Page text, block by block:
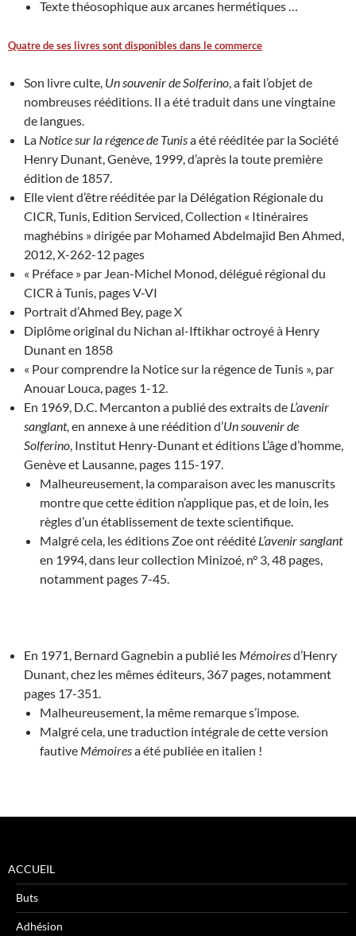
Texte théosophique aux arcanes hermétiques …
Quatre de ses livres sont disponibles dans le commerce
Son livre culte, Un souvenir de Solferino, a fait l’objet de
nombreuses rééditions. Il a été traduit dans une vingtaine
de langues.
La Notice sur la régence de Tunisa été rééditée par la Société
Henry Dunant, Genève, 1999, d’après la toute première
édition de 1857.
Elle vient d’être rééditée par la Délégation Régionale du
CICR, Tunis, Edition Serviced, Collection « Itinéraires
maghébins » dirigée par Mohamed Abdelmajid Ben Ahmed,
2012, X-262-12 pages
« Préface » par Jean-Michel Monod, délégué régional du
CICR à Tunis, pages V-VI
Portrait d’Ahmed Bey, page X
Diplôme original du Nichan al-Iftikhar octroyé à Henry
Dunant en 1858
« Pour comprendre la Notice sur la régence de Tunis », par
Anouar Louca, pages 1-12.
En 1969, D.C. Mercanton a publié des extraits de L’avenir
sanglant, en annexe à une réédition d’Un souvenir de
Solferino, Institut Henry-Dunant et éditions L’âge d’homme,
Genève et Lausanne, pages 115-197.
Malheureusement, la comparaison avec les manuscrits
montre que cette édition n’applique pas, et de loin, les
règles d’un établissement de texte scientifique.
Malgré cela, les éditions Zoe ont réédité L’avenir sanglant
en 1994, dans leur collection Minizoé, n° 3, 48 pages,
notamment pages 7-45.
En 1971, Bernard Gagnebin a publié les Mémoiresd’Henry
Dunant, chez les mêmes éditeurs, 367 pages, notamment
pages 17-351.
Malheureusement, la même remarque s’impose.
Malgré cela, une traduction intégrale de cette version
fautive Mémoiresa été publiée en italien !
ACCUEIL
Buts
Adhésion